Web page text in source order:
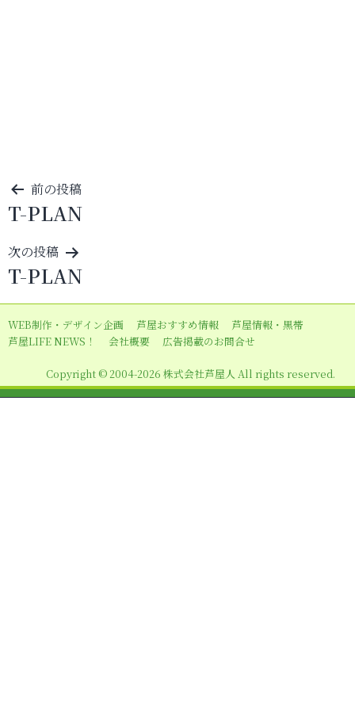
投
稿
ナ
ビ
ゲ
ー
シ
ン
前の投稿
T-PLAN
次の投稿
T-PLAN
WEB制作・デザイン企画 芦屋おすすめ情報
芦屋情報・黒帯
芦屋LIFE NEWS！
会社概要 広告掲載のお問合せ
Copyright © 2004-2026 株式会社芦屋人 All rights reserved.